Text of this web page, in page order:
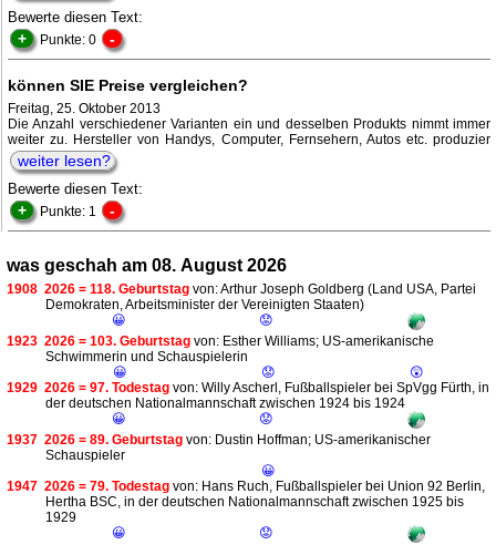
Bewerte diesen Text:
+ Punkte: 0 -
können SIE Preise vergleichen?
Freitag, 25. Oktober 2013
Die Anzahl verschiedener Varianten ein und desselben Produkts nimmt immer
weiter zu. Hersteller von Handys, Computer, Fernsehern, Autos etc. produzier
weiter lesen?
Bewerte diesen Text:
+ Punkte: 1 -
was geschah am 08. August 2026
1908 2026 = 118. Geburtstag von: Arthur Joseph Goldberg (Land USA, Partei
Demokraten, Arbeitsminister der Vereinigten Staaten)
😀
😟
1923 2026 = 103. Geburtstag von: Esther Williams; US-amerikanische
Schwimmerin und Schauspielerin
😀
😟
😲
1929 2026 = 97. Todestag von: Willy Ascherl, Fußballspieler bei SpVgg Fürth, in
der deutschen Nationalmannschaft zwischen 1924 bis 1924
😀
😟
1937 2026 = 89. Geburtstag von: Dustin Hoffman; US-amerikanischer
Schauspieler
😀
1947 2026 = 79. Todestag von: Hans Ruch, Fußballspieler bei Union 92 Berlin,
Hertha BSC, in der deutschen Nationalmannschaft zwischen 1925 bis
1929
😀
😟